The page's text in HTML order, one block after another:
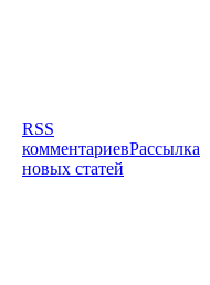
RSS
комментариевРассылка
новых статей